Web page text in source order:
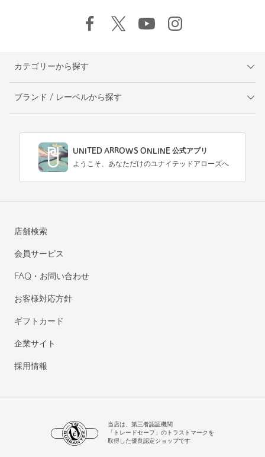
カテゴリーから探す
ブランド / レーベルから探す
UNITED ARROWS ONLINE 公式アプリ
ようこそ、あなただけのユナイテッドアローズへ
店舗検索
会員サービス
FAQ・お問い合わせ
お客様対応方針
ギフトカード
企業サイト
採用情報
当店は、第三者認証機関
「トレードセーフ」のトラストマークを
取得した優良認定ショップです